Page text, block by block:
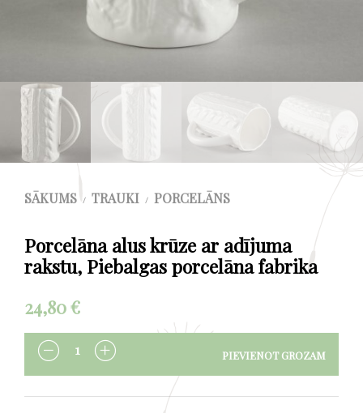
SĀKUMS / TRAUKI / PORCELĀNS
Porcelāna alus krūze ar adījuma
rakstu, Piebalgas porcelāna fabrika
24,80€
DAUDZUMS PIEVIENOT GROZAM